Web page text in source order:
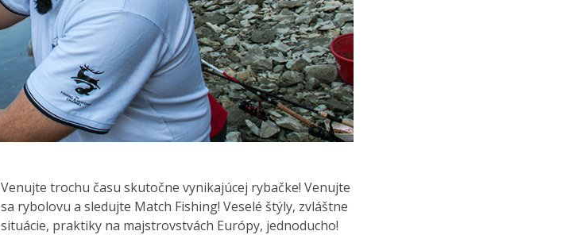
Venujte trochu času skutočne vynikajúcej rybačke! Venujte
sa rybolovu a sledujte Match Fishing! Veselé štýly, zvláštne
situácie, praktiky na majstrovstvách Európy, jednoducho!